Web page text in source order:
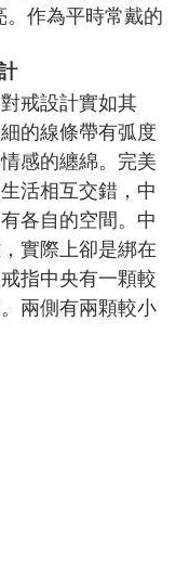
作為平時常戴的
戒設計實如其
的線條帶有弧度
感的纏綿。完美
活相互交錯，中
各自的空間。中
實際上卻是綁在
指中央有一顆較
兩側有兩顆較小